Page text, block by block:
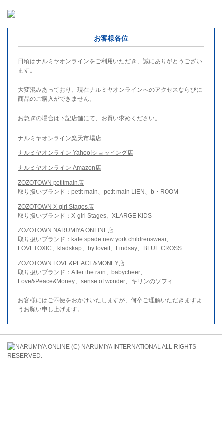
お客様各位
日頃はナルミヤオンラインをご利用いただき、誠にありがとうござい
ます。
大変混みあっており、現在ナルミヤオンラインへのアクセスならびに
商品のご購入ができません。
お急ぎの場合は下記店舗にて、お買い求めください。
ナルミヤオンライン楽天市場店
ナルミヤオンライン Yahoo!ショッピング店
ナルミヤオンライン Amazon店
ZOZOTOWN petitmain店
取り扱いブランド：petit main、petit main LIEN、b・ROOM
ZOZOTOWN X-girl Stages店
取り扱いブランド：X-girl Stages、XLARGE KIDS
ZOZOTOWN NARUMIYA ONLINE店
取り扱いブランド：kate spade new york childrenswear、
LOVETOXIC、kladskap、by loveit、Lindsay、BLUE CROSS
ZOZOTOWN LOVE&PEACE&MONEY店
取り扱いブランド：After the rain、babycheer、
Love&Peace&Money、sense of wonder、キリンのソフィ
お客様にはご不便をおかけいたしますが、何卒ご理解いただきますよ
うお願い申し上げます。